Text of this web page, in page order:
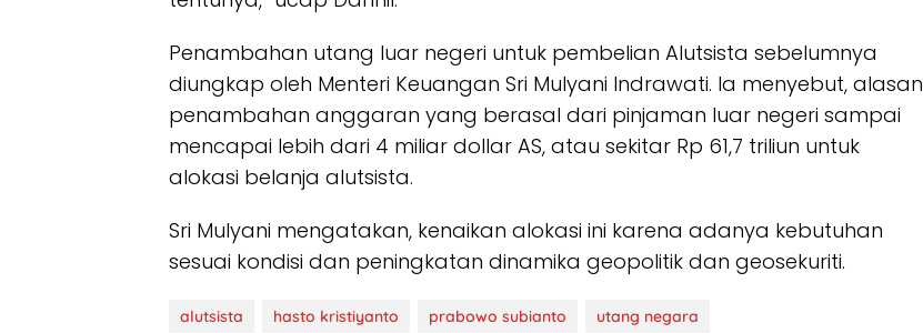
Penambahan utang luar negeri untuk pembelian Alutsista sebelumnya
diungkap oleh Menteri Keuangan Sri Mulyani Indrawati. Ia menyebut, alasan
penambahan anggaran yang berasal dari pinjaman luar negeri sampai
mencapai lebih dari 4 miliar dollar AS, atau sekitar Rp 61,7 triliun untuk
alokasi belanja alutsista.
Sri Mulyani mengatakan, kenaikan alokasi ini karena adanya kebutuhan
sesuai kondisi dan peningkatan dinamika geopolitik dan geosekuriti.
alutsista hasto kristiyanto prabowo subianto utang negara